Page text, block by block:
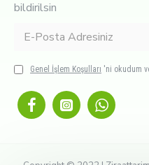
bildirilsin
Genel İşlem Koşulları 'ni okudum